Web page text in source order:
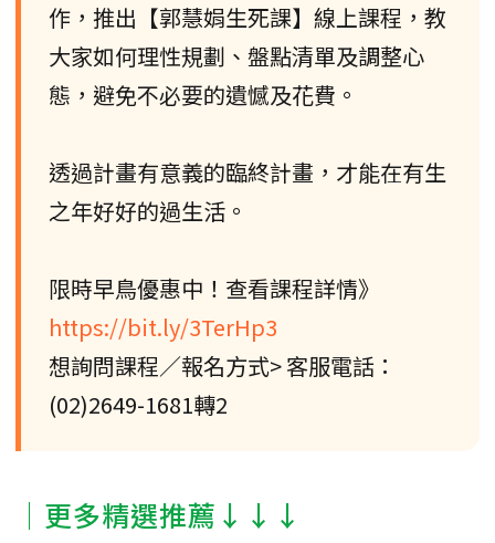
作，推出【郭慧娟生死課】線上課程，教
大家如何理性規劃、盤點清單及調整心
態，避免不必要的遺憾及花費。
透過計畫有意義的臨終計畫，才能在有生
之年好好的過生活。
限時早鳥優惠中！查看課程詳情》
https://bit.ly/3TerHp3
想詢問課程／報名方式> 客服電話：
(02)2649-1681轉2
│更多精選推薦↓↓↓